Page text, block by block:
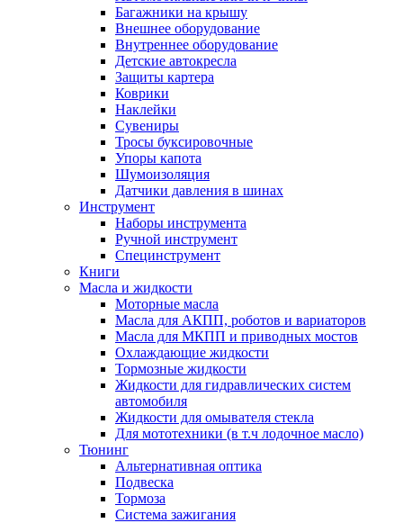
Багажники на крышу
Внешнее оборудование
Внутреннее оборудование
Детские автокресла
Защиты картера
Коврики
Наклейки
Сувениры
Тросы буксировочные
Упоры капота
Шумоизоляция
Датчики давления в шинах
Инструмент
Наборы инструмента
Ручной инструмент
Специнструмент
Книги
Масла и жидкости
Моторные масла
Масла для АКПП, роботов и вариаторов
Масла для МКПП и приводных мостов
Охлаждающие жидкости
Тормозные жидкости
Жидкости для гидравлических систем
автомобиля
Жидкости для омывателя стекла
Для мототехники (в т.ч лодочное масло)
Тюнинг
Альтернативная оптика
Подвеска
Тормоза
Система зажигания